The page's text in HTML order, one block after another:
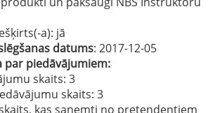
a): jā
datums: 2017-12-05
par piedāvājumiem:
skaits: 3
skaits: 3
kas saņemti no pretendentiem